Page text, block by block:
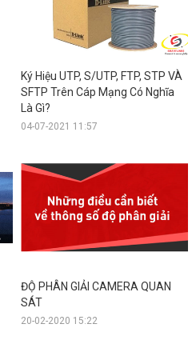
Ký Hiệu UTP, S/UTP, FTP, STP VÀ
SFTP Trên Cáp Mạng Có Nghĩa
Là Gì?
04-07-2021 11:57
ĐỘ PHÂN GIẢI CAMERA QUAN
SÁT
20-02-2020 15:22